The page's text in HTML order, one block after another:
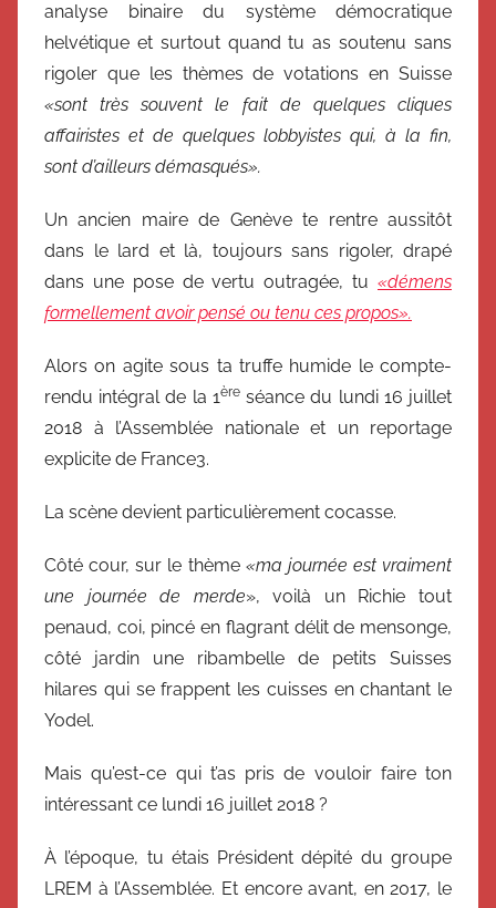
analyse binaire du système démocratique
helvétique et surtout quand tu as soutenu sans
rigoler que les thèmes de votations en Suisse
«sont très souvent le fait de quelques cliques
affairistes et de quelques lobbyistes qui, à la fin,
sont d’ailleurs démasqués».
Un ancien maire de Genève te rentre aussitôt
dans le lard et là, toujours sans rigoler, drapé
dans une pose de vertu outragée, tu «démens
formellement avoir pensé ou tenu ces propos».
Alors on agite sous ta truffe humide le compte-
rendu intégral de la 1èreséance du lundi 16 juillet
2018 à l’Assemblée nationale et un reportage
explicite de France3.
La scène devient particulièrement cocasse.
Côté cour, sur le thème «ma journée est vraiment
une journée de merde», voilà un Richie tout
penaud, coi, pincé en flagrant délit de mensonge,
côté jardin une ribambelle de petits Suisses
hilares qui se frappent les cuisses en chantant le
Yodel.
Mais qu’est-ce qui t’as pris de vouloir faire ton
intéressant ce lundi 16 juillet 2018 ?
À l’époque, tu étais Président dépité du groupe
LREM à l’Assemblée. Et encore avant, en 2017, le